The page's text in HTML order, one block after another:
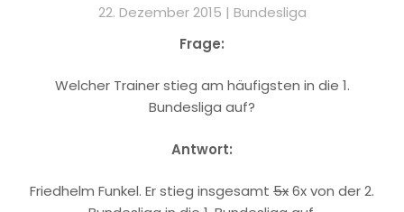
22. Dezember 2015 | Bundesliga
Frage:
Welcher Trainer stieg am häufigsten in die 1.
Bundesliga auf?
Antwort:
Friedhelm Funkel. Er stieg insgesamt 5x6x von der 2.